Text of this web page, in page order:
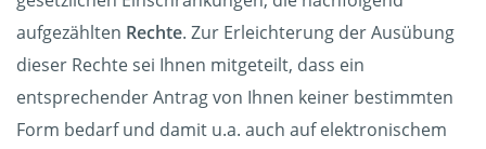
aufgezählten Rechte. Zur Erleichterung der Ausübung
dieser Rechte sei Ihnen mitgeteilt, dass ein
entsprechender Antrag von Ihnen keiner bestimmten
Form bedarf und damit u.a. auch auf elektronischem